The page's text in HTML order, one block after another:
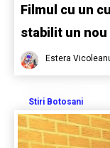
Filmul cu un
stabilit un
Estera
Stiri Botosani